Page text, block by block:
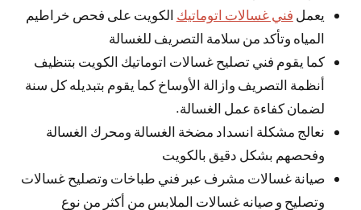
يعمل فني غسالات اتوماتيك الكويت على فحص خراطيم
المياه وتأكد من سلامة التصريف للغسالة
كما يقوم فني تصليح غسالات اتوماتيك الكويت بتنظيف
أنظمة التصريف وازالة الأوساخ كما يقوم بتبديله كل سنة
لضمان كفاءة عمل الغسالة.
نعالج مشكلة انسداد مضخة الغسالة ومحرك الغسالة
وفحصهم بشكل دقيق بالكويت
صيانة غسالات مشرف عبر فني طباخات وتصليح غسالات
وتصليح و صيانه غسالات الملابس من أكثر من نوع